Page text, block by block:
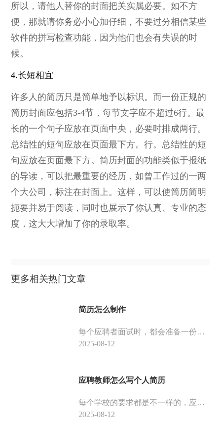
所以，请他人替你的封面把关实属必要。如不方
便，那就请你务必小心加仔细，不要过分相信某些
软件的拼写检查功能，因为他们也会有失误的时
候。
4.长短相宜
许多人的简历只是简单地予以标识。而一份正规的
简历封面应包括3-4节，每节文字应不超过6行。最
长的一个句子应放在页面中央，必要时排成两行。
总结性的短句应放在页面最下方。行。总结性的短
句应放在页面最下方。简历封面的功能类似于报纸
的导读，可以把最重要的经历，如曾工作过的一两
个大公司，标注在封面上。这样，可以使简历简明
扼要并易于阅读，同时也展示了你认真、专业的态
度，这大大增加了你的录取率。
更多相关热门文章
简历怎么制作
每个应聘者面试时，都会准备一份简历。一份优秀的简历，能够让面试官快速了解自己，增加面试通过率，那么一份优秀的简历应该怎么制作呢？
2025-08-12
应聘教师怎么写个人简历
每个学校的要求都是不一样的，应聘教师时，个人简历不能太大众化，需要结合自己的实际情况，以及学校的秉承的观念去制作一份简历。下面是小编整理的应聘教师这个岗位的模板，供大家参考。
2025-08-12